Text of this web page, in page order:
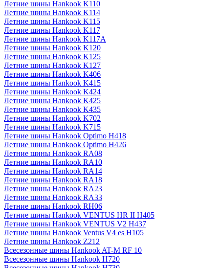
Летние шины Hankook K110
Летние шины Hankook K114
Летние шины Hankook K115
Летние шины Hankook K117
Летние шины Hankook K117A
Летние шины Hankook K120
Летние шины Hankook K125
Летние шины Hankook K127
Летние шины Hankook K406
Летние шины Hankook K415
Летние шины Hankook K424
Летние шины Hankook K425
Летние шины Hankook K435
Летние шины Hankook K702
Летние шины Hankook K715
Летние шины Hankook Optimo H418
Летние шины Hankook Optimo H426
Летние шины Hankook RA08
Летние шины Hankook RA10
Летние шины Hankook RA14
Летние шины Hankook RA18
Летние шины Hankook RA23
Летние шины Hankook RA33
Летние шины Hankook RH06
Летние шины Hankook VENTUS HR II H405
Летние шины Hankook VENTUS V2 H437
Летние шины Hankook Ventus V4 es H105
Летние шины Hankook Z212
Всесезонные шины Hankook AT-M RF 10
Всесезонные шины Hankook H720